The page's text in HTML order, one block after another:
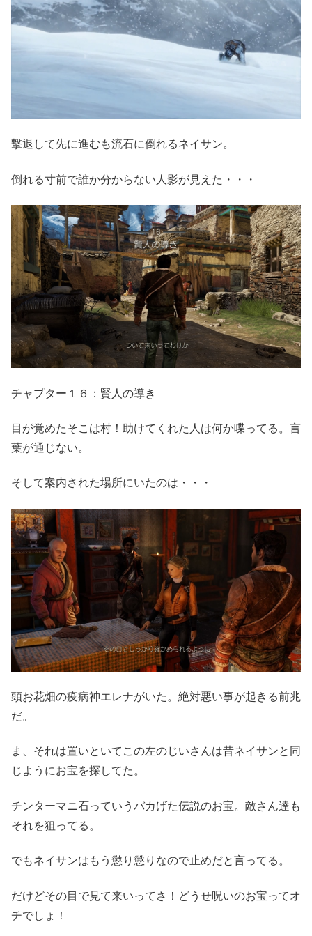
撃退して先に進むも流石に倒れるネイサン。
倒れる寸前で誰か分からない人影が見えた・・・
チャプター１６：賢人の導き
目が覚めたそこは村！助けてくれた人は何か喋ってる。言
葉が通じない。
そして案内された場所にいたのは・・・
頭お花畑の疫病神エレナがいた。絶対悪い事が起きる前兆
だ。
ま、それは置いといてこの左のじいさんは昔ネイサンと同
じようにお宝を探してた。
チンターマニ石っていうバカげた伝説のお宝。敵さん達も
それを狙ってる。
でもネイサンはもう懲り懲りなので止めだと言ってる。
だけどその目で見て来いってさ！どうせ呪いのお宝ってオ
チでしょ！